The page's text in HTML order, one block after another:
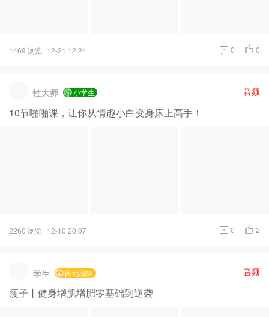
1469 浏览 12-21 12:24 0 0
性大师 小学生 音频
10节啪啪课，让你从情趣小白变身床上高手！
2260 浏览 12-10 20:07 0 2
学生 网站编辑 音频
瘦子丨健身增肌增肥零基础到逆袭